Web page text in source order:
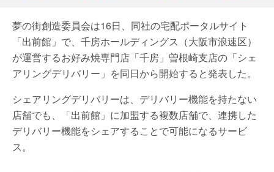
夢の街創造委員会は16日、同社の宅配ポータルサイト
「出前館」で、千房ホールディングス（大阪市浪速区）
が運営するお好み焼専門店「千房」曽根崎支店の「シェ
アリングデリバリー」を同日から開始すると発表した。
シェアリングデリバリーは、デリバリー機能を持たない
店舗でも、「出前館」に加盟する複数店舗で、連携した
デリバリー機能をシェアすることで可能になるサービ
ス。